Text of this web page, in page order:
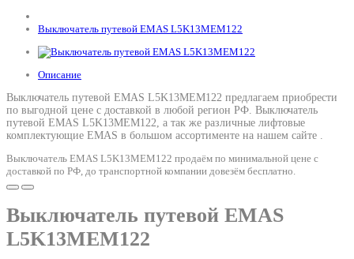
Выключатель путевой EMAS L5K13MEM122
Описание
Выключатель путевой EMAS L5K13MEM122 предлагаем приобрести
по выгодной цене с доставкой в любой регион РФ. Выключатель
путевой EMAS L5K13MEM122, а так же различные лифтовые
комплектующие EMAS в большом ассортименте на нашем сайте .
Выключатель EMAS L5K13MEM122 продаём по минимальной цене с
доставкой по РФ, до транспортной компании довезём бесплатно.
Выключатель путевой EMAS
L5K13MEM122